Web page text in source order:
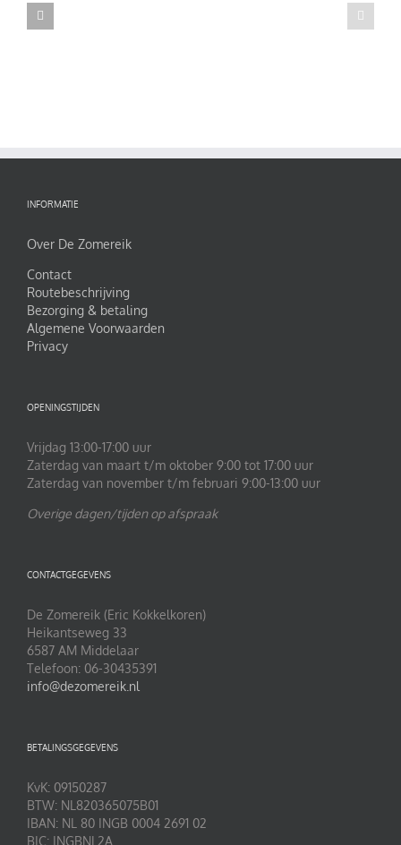
INFORMATIE
Over De Zomereik
Contact
Routebeschrijving
Bezorging & betaling
Algemene Voorwaarden
Privacy
OPENINGSTIJDEN
Vrijdag 13:00-17:00 uur
Zaterdag van maart t/m oktober 9:00 tot 17:00 uur
Zaterdag van november t/m februari 9:00-13:00 uur
Overige dagen/tijden op afspraak
CONTACTGEGEVENS
De Zomereik (Eric Kokkelkoren)
Heikantseweg 33
6587 AM Middelaar
Telefoon: 06-30435391
info@dezomereik.nl
BETALINGSGEGEVENS
KvK: 09150287
BTW: NL820365075B01
IBAN: NL 80 INGB 0004 2691 02
BIC: INGBNL2A